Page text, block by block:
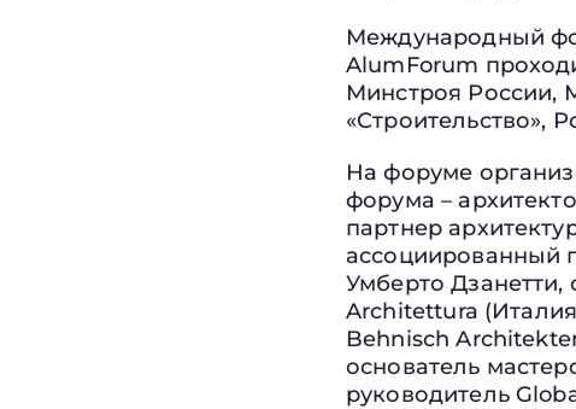
Международный
AlumForum
Минстроя России,
«Строительство»,
На форуме
форума –
партнер
ассоциированный
Умберто Дзанетти,
Architettura
Behnisch
основатель
руководитель